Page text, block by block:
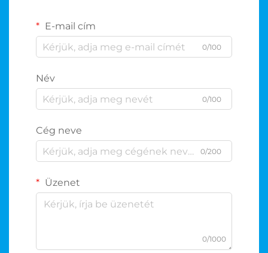
E-mail cím
0/100
Név
0/100
Cég neve
0/200
Üzenet
0/1000